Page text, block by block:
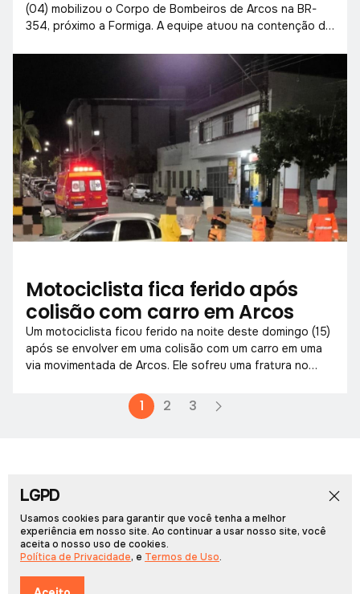
(04) mobilizou o Corpo de Bombeiros de Arcos na BR-
354, próximo a Formiga. A equipe atuou na contenção de
Motociclista fica ferido após
colisão com carro em Arcos
Um motociclista ficou ferido na noite deste domingo (15)
após se envolver em uma colisão com um carro em uma
via movimentada de Arcos. Ele sofreu uma fratura no
encaminhou ao hospital municipal.
1 2 3
Início
Cadernos EspeciaisRádio PCN
Portal Arcos © 2026, Todos os direitos reservados.
Desenvolvido por
LGPD
Usamos cookies para garantir que você tenha a melhor
experiência em nosso site. Ao continuar a usar nosso site, você
aceita o nosso uso de cookies.
Política de Privacidade, e Termos de Uso.